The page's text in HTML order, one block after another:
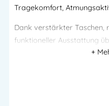
Tragekomfort,
Dank verstärkter Taschen,
funktioneller Ausstattung
hoher Belastbarkeit und